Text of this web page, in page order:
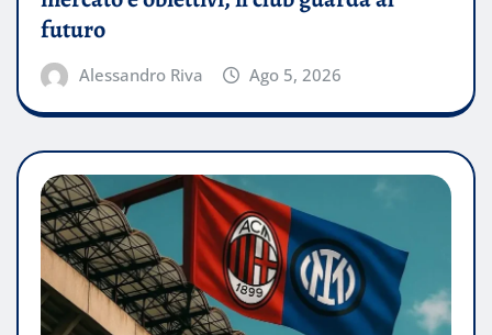
futuro
Alessandro Riva Ago 5, 2026